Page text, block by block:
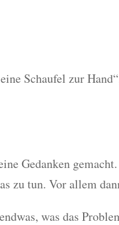
Schaufel zur
Gedanken
zu tun. Vor allem
was das